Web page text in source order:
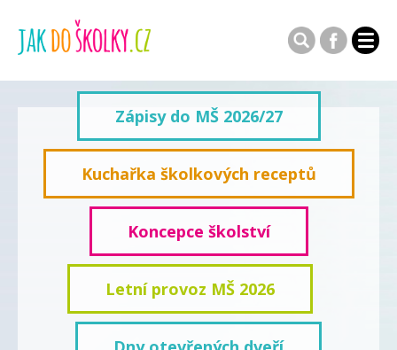
Zápisy do MŠ 2026/27
Kuchařka školkových receptů
Koncepce školství
Letní provoz MŠ 2026